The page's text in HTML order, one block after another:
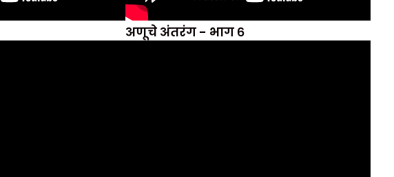
अणूचे अंतरंग - भाग ६